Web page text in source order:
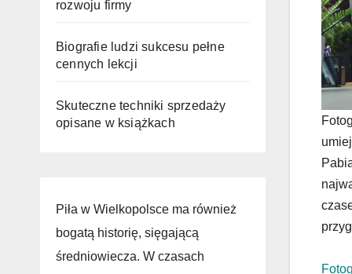
rozwoju firmy
Biografie ludzi sukcesu pełne
cennych lekcji
Skuteczne techniki sprzedaży
opisane w książkach
Piła w Wielkopolsce ma również
bogatą historię, sięgającą
średniowiecza. W czasach